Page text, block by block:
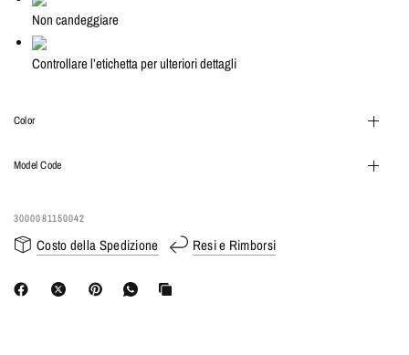
Non candeggiare
Controllare l’etichetta per ulteriori dettagli
Color
Model Code
3000081150042
Costo della Spedizione Resi e Rimborsi